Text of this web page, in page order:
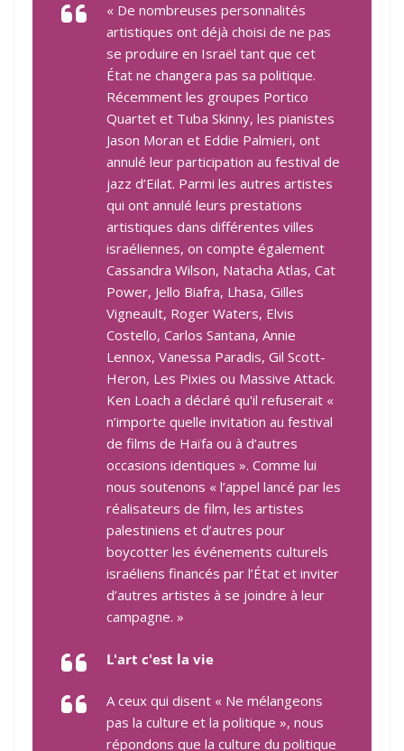
« De nombreuses personnalités
artistiques ont déjà choisi de ne pas
se produire en Israël tant que cet
État ne changera pas sa politique.
Récemment les groupes Portico
Quartet et Tuba Skinny, les pianistes
Jason Moran et Eddie Palmieri, ont
annulé leur participation au festival de
jazz d’Eilat. Parmi les autres artistes
qui ont annulé leurs prestations
artistiques dans différentes villes
israéliennes, on compte également
Cassandra Wilson, Natacha Atlas, Cat
Power, Jello Biafra, Lhasa, Gilles
Vigneault, Roger Waters, Elvis
Costello, Carlos Santana, Annie
Lennox, Vanessa Paradis, Gil Scott-
Heron, Les Pixies ou Massive Attack.
Ken Loach a déclaré qu'il refuserait «
n’importe quelle invitation au festival
de films de Haïfa ou à d’autres
occasions identiques ». Comme lui
nous soutenons « l’appel lancé par les
réalisateurs de film, les artistes
palestiniens et d’autres pour
boycotter les événements culturels
israéliens financés par l’État et inviter
d’autres artistes à se joindre à leur
campagne. »
L'art c'est la vie
A ceux qui disent « Ne mélangeons
pas la culture et la politique », nous
répondons que la culture du politique